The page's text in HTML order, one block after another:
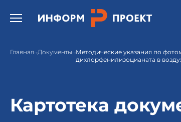
Открыть бургер меню.
Главная Документы Методические указания по
дихлорфенилизоцианата в
Картотека